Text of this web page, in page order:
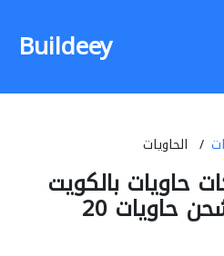
Buildeey
الحاويات
حاويات بالكويت
وماهي أسعار شحن حاويات 20